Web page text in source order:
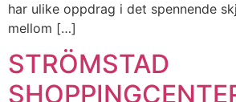
har ulike oppdrag i det spennende
mellom […]
STRÖMSTAD